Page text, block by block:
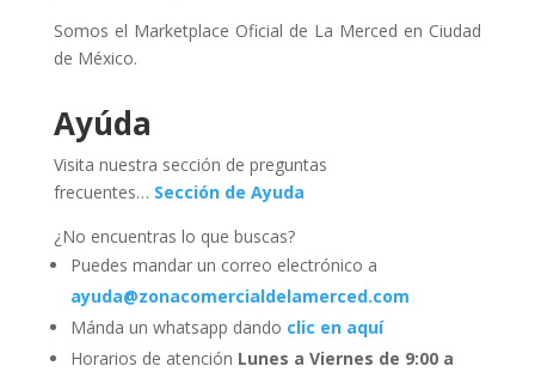
Somos el Marketplace Oficial de La Merced en Ciudad
de México.
Ayúda
Visita nuestra sección de preguntas
frecuentes… Sección de Ayuda
¿No encuentras lo que buscas?
Puedes mandar un correo electrónico a
ayuda@zonacomercialdelamerced.com
Mánda un whatsapp dando clic en aquí
Horarios de atención Lunes a Viernes de 9:00 a